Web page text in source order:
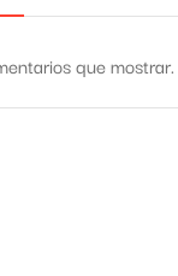
que mostrar.